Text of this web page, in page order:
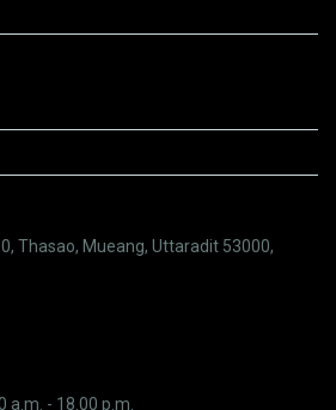
Thasao, Mueang, Uttaradit 53000,
a.m. - 18.00 p.m.